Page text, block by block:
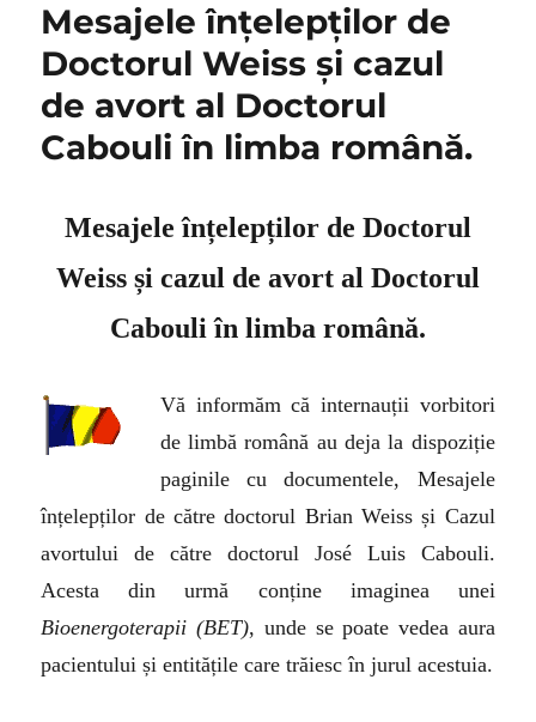
Mesajele înțelepților de
Doctorul Weiss și cazul
de avort al Doctorul
Cabouli în limba română.
Mesajele înțelepților de Doctorul
Weiss și cazul de avort al Doctorul
Cabouli în limba română.
Vă informăm că internauții vorbitori
de limbă română au deja la dispoziție
paginile cu documentele, Mesajele
înțelepților de către doctorul Brian Weiss și Cazul
avortului de către doctorul José Luis Cabouli.
Acesta din urmă conține imaginea unei
Bioenergoterapii (BET), unde se poate vedea aura
pacientului și entitățile care trăiesc în jurul acestuia.